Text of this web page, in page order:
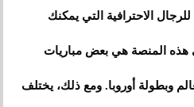
الاحترافية التي يمكنك
هذه المنصة هي بعض مباريات
وبطولة أوروبا. ومع ذلك، يختلف